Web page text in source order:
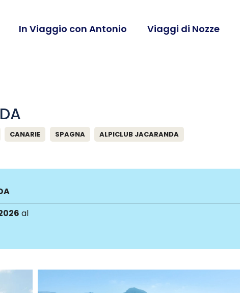
In Viaggio con Antonio Viaggi di Nozze
CANARIE SPAGNA ALPICLUB JACARANDA
al